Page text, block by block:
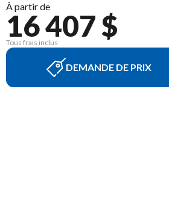
À partir de
16 407 $
Tous frais inclus
DEMANDE DE PRIX